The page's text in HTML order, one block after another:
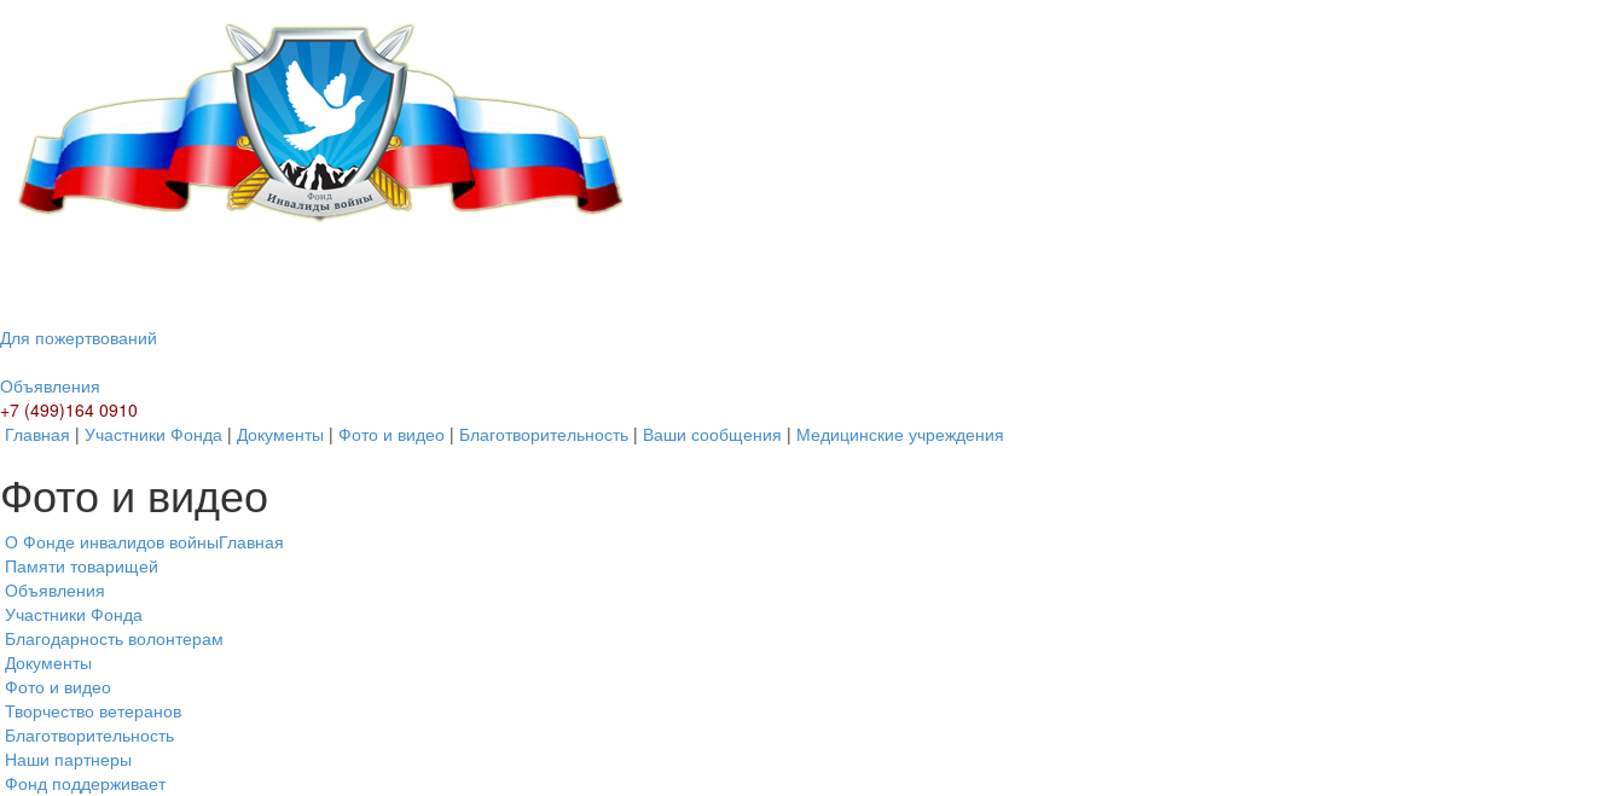
Для пожертвований
Объявления
+7 (499)164 0910
Главная | Участники Фонда | Документы | Фото и видео | Благотворительность | Ваши сообщения | Медицинские учреждения
Фото и видео
Главная
О Фонде инвалидов войны
Памяти товарищей
Объявления
Участники Фонда
Благодарность волонтерам
Документы
Фото и видео
Творчество ветеранов
Благотворительность
Наши партнеры
Фонд поддерживает